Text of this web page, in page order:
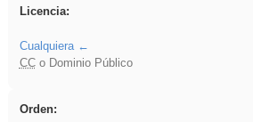
Licencia:
Cualquiera
CCo Dominio Público
Orden: